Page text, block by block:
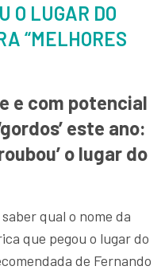
O LUGAR DO
“MELHORES
e com potencial
este ano:
o lugar do
qual o nome da
que pegou o lugar do
de Fernando